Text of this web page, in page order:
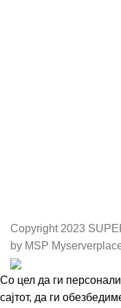
Copyright 2023
by MSP
Со цел да ги
сајтот, да ги